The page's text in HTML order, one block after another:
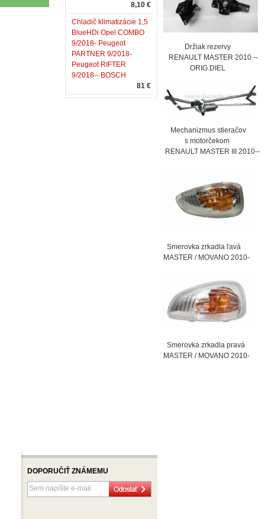
8,10 €
Chladič klimatizácie 1,5
BlueHDi Opel COMBO
9/2018- Peugeot
PARTNER 9/2018-
Peugeot RIFTER
9/2018-- BOSCH
81 €
DOPORUČIŤ ZNÁMEMU
Držiak rezervy
RENAULT MASTER 2010 --
ORIG.DIEL
Mechanizmus stieračov
s motorčekom
RENAULT MASTER III 2010--
Smerovka zrkadla ľavá
MASTER / MOVANO 2010-
Smerovka zrkadla pravá
MASTER / MOVANO 2010-